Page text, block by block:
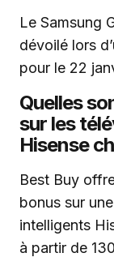
Le Samsung
dévoilé lors
pour le 22
Quelles
sur les
Hisense
Best Buy
bonus sur
intelligents
à partir de